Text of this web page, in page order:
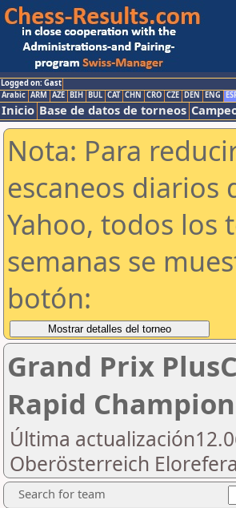
Logged on: Gast
Arabic ARM AZE BIH BUL CAT CHN CRO CZE DEN ENG
Inicio Base de datos de torneos
Nota: Para
escaneos diarios
Yahoo, todos los
semanas se
botón:
Grand Prix
Rapid
Última
Oberösterreich
Search for team